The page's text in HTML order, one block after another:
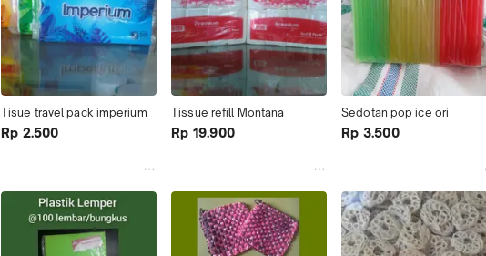
Tisue travel pack imperium
Rp 2.500
Tissue refill Montana
Rp 19.900
Sedotan pop ice ori
Rp 3.500